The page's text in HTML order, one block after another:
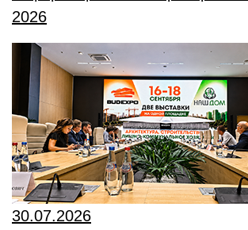
2026
30.07.2026